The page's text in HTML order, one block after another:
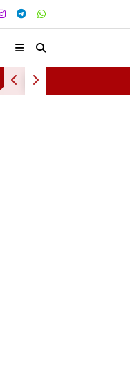
Diş eti kanaması